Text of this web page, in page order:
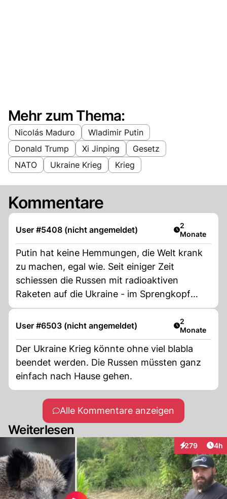
Mehr zum Thema:
Nicolás Maduro
Wladimir Putin
Donald Trump
Xi Jinping
Gesetz
NATO
Ukraine Krieg Krieg
Kommentare
User #5408 (nicht angemeldet) Artikel
2
Monate
Putin hat keine Hemmungen, die Welt krank
zu machen, egal wie. Seit einiger Zeit
schiessen die Russen mit radioaktiven
Raketen auf die Ukraine - im Sprengkopf
werden spezielle Stäbe aus abgereichertem
Uran verwendet. Radioaktivität fürs Volk.
Putin hat also auch keine Hemmungen, den
absolut perversen Krieg zu führen.
User #6503 (nicht angemeldet) Artikel
2
Monate
Der Ukraine Krieg könnte ohne viel blabla
beendet werden. Die Russen müssten ganz
einfach nach Hause gehen.
Alle Kommentare anzeigen
Weiterlesen
279
Interaktionen
4h